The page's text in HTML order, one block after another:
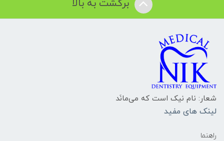
برگشت به بالا
شعار: نام نیک است که می‌مانَد
لینک های مفید
راهنما